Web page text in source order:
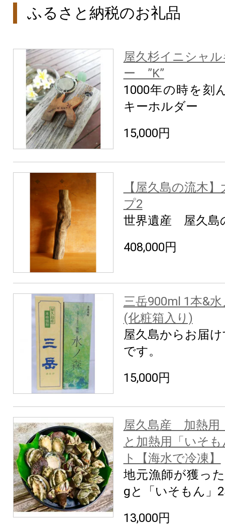
ふるさと納税のお礼品
屋久杉イニシャ
ー ”K”
1000年の時を刻
キーホルダー
15,000円
【屋久島の流木
プ2
世界遺産 屋久島
408,000円
三岳900ml 1本&
(化粧箱入り)
屋久島からお届
です。
15,000円
屋久島産 加熱用
と加熱用「いそ
ト【海水で冷凍】
地元漁師が獲っ
gと「いそもん」
13,000円